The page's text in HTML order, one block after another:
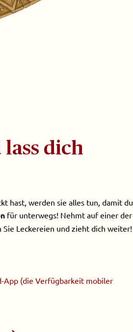
lass dich
hast, werden sie alles tun, damit du
für unterwegs! Nehmt auf einer der
Sie Leckereien und zieht dich weiter!
App (die Verfügbarkeit mobiler